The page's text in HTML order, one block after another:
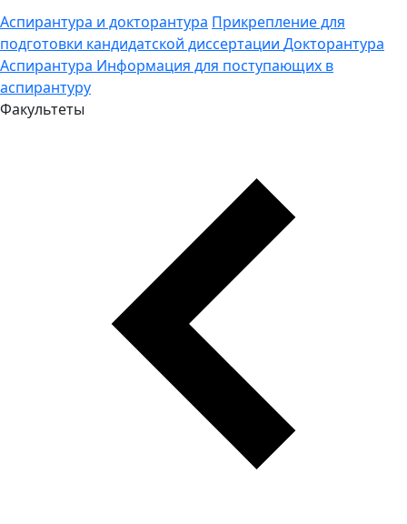
Аспирантура и докторантура Прикрепление для
подготовки кандидатской диссертации Докторантура
Аспирантура Информация для поступающих в
аспирантуру
Факультеты